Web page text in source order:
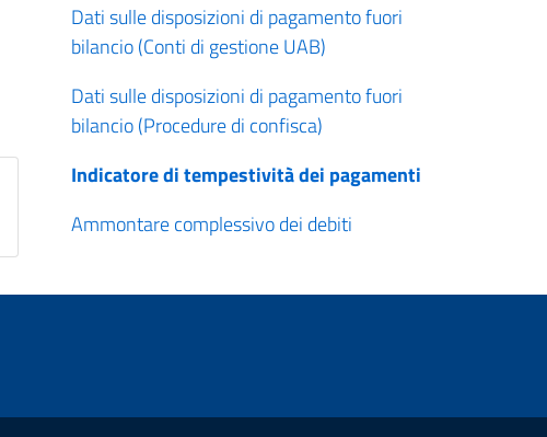
Dati sulle disposizioni di pagamento fuori
bilancio (Conti di gestione UAB)
Dati sulle disposizioni di pagamento fuori
bilancio (Procedure di confisca)
Indicatore di tempestività dei pagamenti
Ammontare complessivo dei debiti